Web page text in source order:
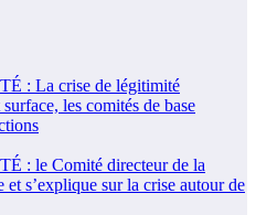
: La crise de légitimité
les comités de base
: le Comité directeur de la
s’explique sur la crise autour de